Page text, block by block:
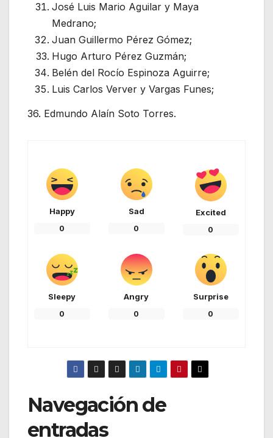
José Luis Mario Aguilar y Maya
Medrano;
Juan Guillermo Pérez Gómez;
Hugo Arturo Pérez Guzmán;
Belén del Rocío Espinoza Aguirre;
Luis Carlos Verver y Vargas Funes;
36. Edmundo Alaín Soto Torres.
Happy
0
Sad
0
Excited
0
Sleepy
0
Angry
0
Surprise
0
Navegación de
entradas